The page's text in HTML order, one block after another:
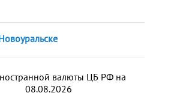
валюты ЦБ РФ на
08.08.2026